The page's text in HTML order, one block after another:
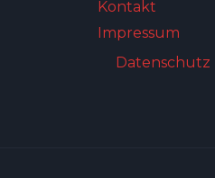
Kontakt
Impressum
Datenschutz